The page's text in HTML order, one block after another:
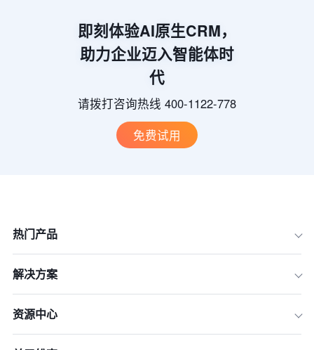
即刻体验AI原生CRM，
助力企业迈入智能体时
代
请拨打咨询热线 400-1122-778
免费试用
热门产品
解决方案
资源中心